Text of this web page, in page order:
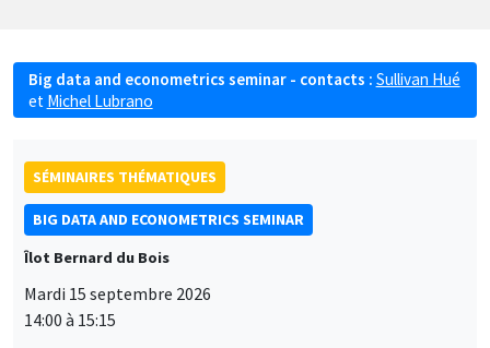
Big data and econometrics seminar - contacts : Sullivan Hué
et Michel Lubrano
SÉMINAIRES THÉMATIQUES
BIG DATA AND ECONOMETRICS SEMINAR
Îlot Bernard du Bois
Mardi 15 septembre 2026
14:00 à 15:15